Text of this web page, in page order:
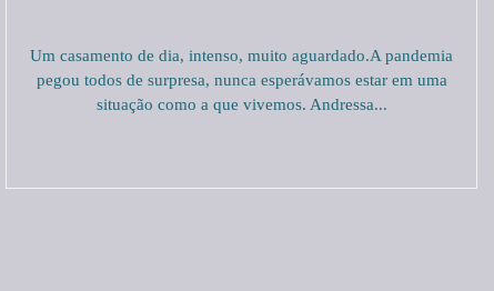
Um casamento de dia, intenso, muito aguardado.A pandemia
pegou todos de surpresa, nunca esperávamos estar em uma
situação como a que vivemos. Andressa...